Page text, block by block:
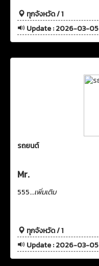
ทุกจังหวัด / 1
Update : 2026-03-05
รถยนต์
Mr.
555...เพิ่มเติม
ทุกจังหวัด / 1
Update : 2026-03-05